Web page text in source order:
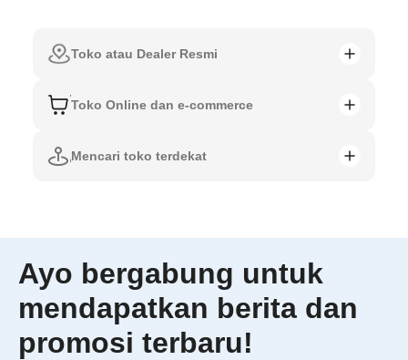
Toko atau Dealer Resmi
Toko Online dan e-commerce
Mencari toko terdekat
Ayo bergabung untuk
mendapatkan berita dan
promosi terbaru!